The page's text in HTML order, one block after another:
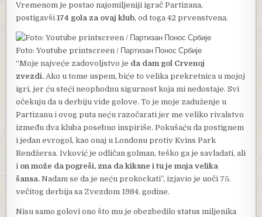
Vremenom je postao najomiljeniji igrač Partizana,
postigavši174 gola za ovaj klub, od toga 42 prvenstvena.
Foto: Youtube printscreen / Партизан Понос Србије
“Moje najveće zadovoljstvo je da dam gol Crvenoj
zvezdi.Ako u tome uspem, biće to velika prekretnica u mojoj
igri, jer ću steći neophodnu sigurnost koja mi nedostaje. Svi
očekuju da u derbiju vide golove. To je moje zaduženje u
Partizanu i ovog puta neću razočarati jer me veliko rivalstvo
između dva kluba posebno inspiriše. Pokušaću da postignem
i jedan evrogol, kao onaj u Londonu protiv Kvins Park
Rendžersa. Ivković je odličan golman, teško ga je savladati, ali
i on može da pogreši, zna da kiksne i tu je moja velika
šansa. Nadam se da je neću prokockati”, izjavio je uoči 75.
večitog derbija sa Zvezdom 1984. godine.
Nisu samo golovi ono što mu je obezbedilo status miljenika